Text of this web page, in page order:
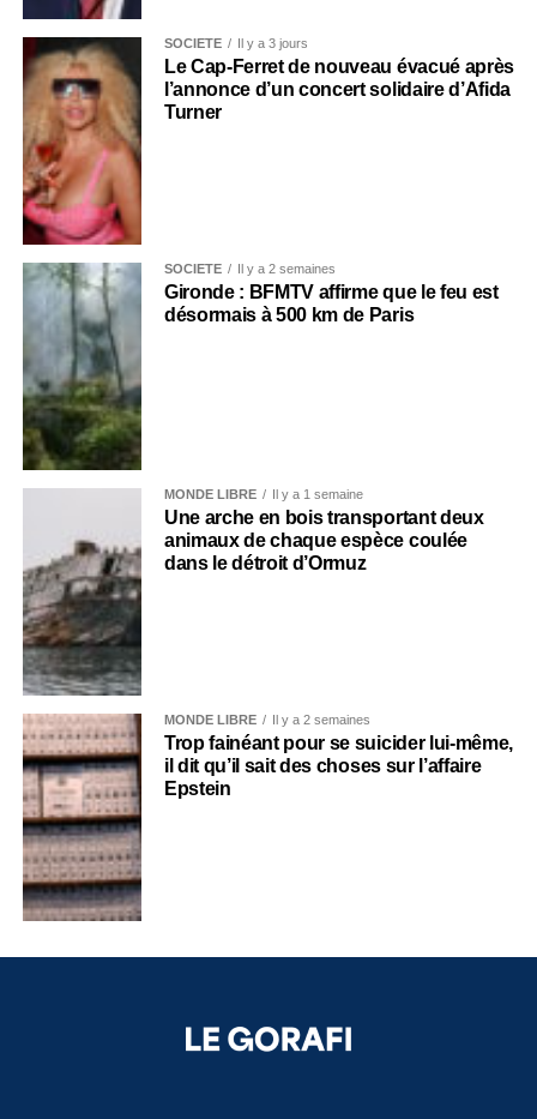
SOCIÉTÉ Il y a 3 jours
Le Cap-Ferret de nouveau évacué après
l’annonce d’un concert solidaire d’Afida
Turner
SOCIÉTÉ Il y a 2 semaines
Gironde : BFMTV affirme que le feu est
désormais à 500 km de Paris
MONDE LIBRE Il y a 1 semaine
Une arche en bois transportant deux
animaux de chaque espèce coulée
dans le détroit d’Ormuz
MONDE LIBRE Il y a 2 semaines
Trop fainéant pour se suicider lui-même,
il dit qu’il sait des choses sur l’affaire
Epstein